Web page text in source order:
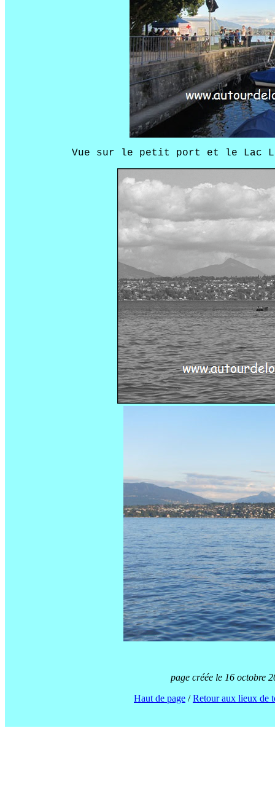
Vue sur le petit port et le Lac
page créée le 16 octobre
Haut de page /Retour aux lieux de